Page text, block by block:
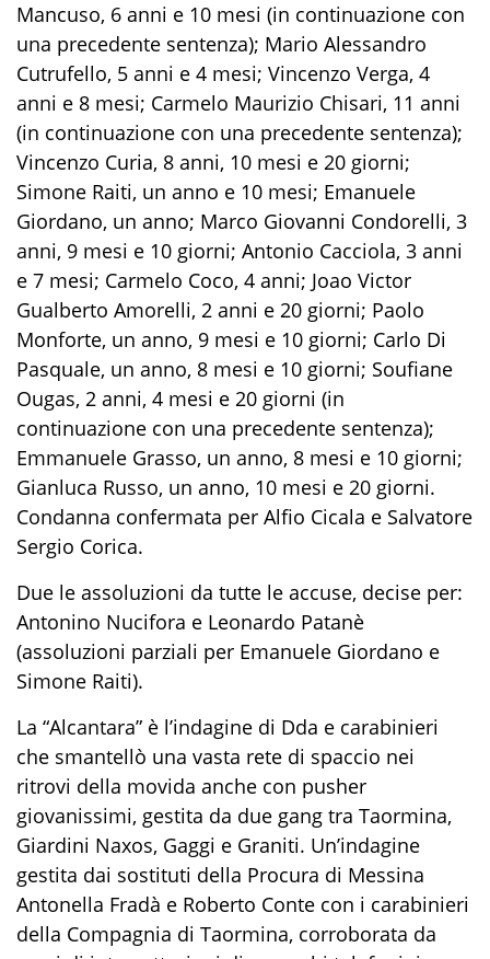
Mancuso, 6 anni e 10 mesi (in continuazione con
una precedente sentenza); Mario Alessandro
Cutrufello, 5 anni e 4 mesi; Vincenzo Verga, 4
anni e 8 mesi; Carmelo Maurizio Chisari, 11 anni
(in continuazione con una precedente sentenza);
Vincenzo Curia, 8 anni, 10 mesi e 20 giorni;
Simone Raiti, un anno e 10 mesi; Emanuele
Giordano, un anno; Marco Giovanni Condorelli, 3
anni, 9 mesi e 10 giorni; Antonio Cacciola, 3 anni
e 7 mesi; Carmelo Coco, 4 anni; Joao Victor
Gualberto Amorelli, 2 anni e 20 giorni; Paolo
Monforte, un anno, 9 mesi e 10 giorni; Carlo Di
Pasquale, un anno, 8 mesi e 10 giorni; Soufiane
Ougas, 2 anni, 4 mesi e 20 giorni (in
continuazione con una precedente sentenza);
Emmanuele Grasso, un anno, 8 mesi e 10 giorni;
Gianluca Russo, un anno, 10 mesi e 20 giorni.
Condanna confermata per Alfio Cicala e Salvatore
Sergio Corica.
Due le assoluzioni da tutte le accuse, decise per:
Antonino Nucifora e Leonardo Patanè
(assoluzioni parziali per Emanuele Giordano e
Simone Raiti).
La “Alcantara” è l’indagine di Dda e carabinieri
che smantellò una vasta rete di spaccio nei
ritrovi della movida anche con pusher
giovanissimi, gestita da due gang tra Taormina,
Giardini Naxos, Gaggi e Graniti. Un’indagine
gestita dai sostituti della Procura di Messina
Antonella Fradà e Roberto Conte con i carabinieri
della Compagnia di Taormina, corroborata da